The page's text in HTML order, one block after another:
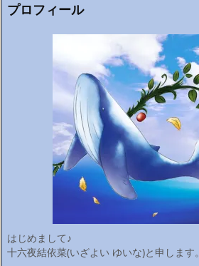
プロフィール
はじめまして♪
十六夜結依菜(いざよい ゆいな)と申します。